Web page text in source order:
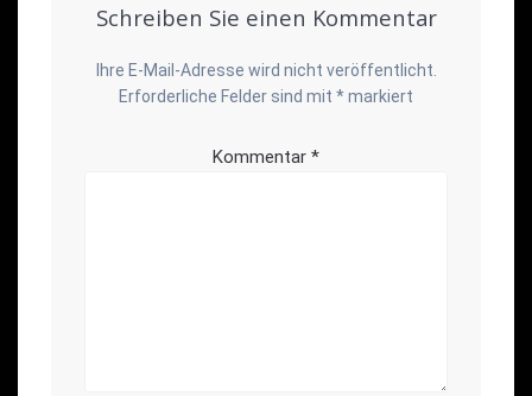
Schreiben Sie einen Kommentar
Ihre E-Mail-Adresse wird nicht veröffentlicht.
Erforderliche Felder sind mit *markiert
Kommentar *